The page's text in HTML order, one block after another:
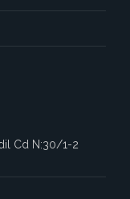
Cd N:30/1-2